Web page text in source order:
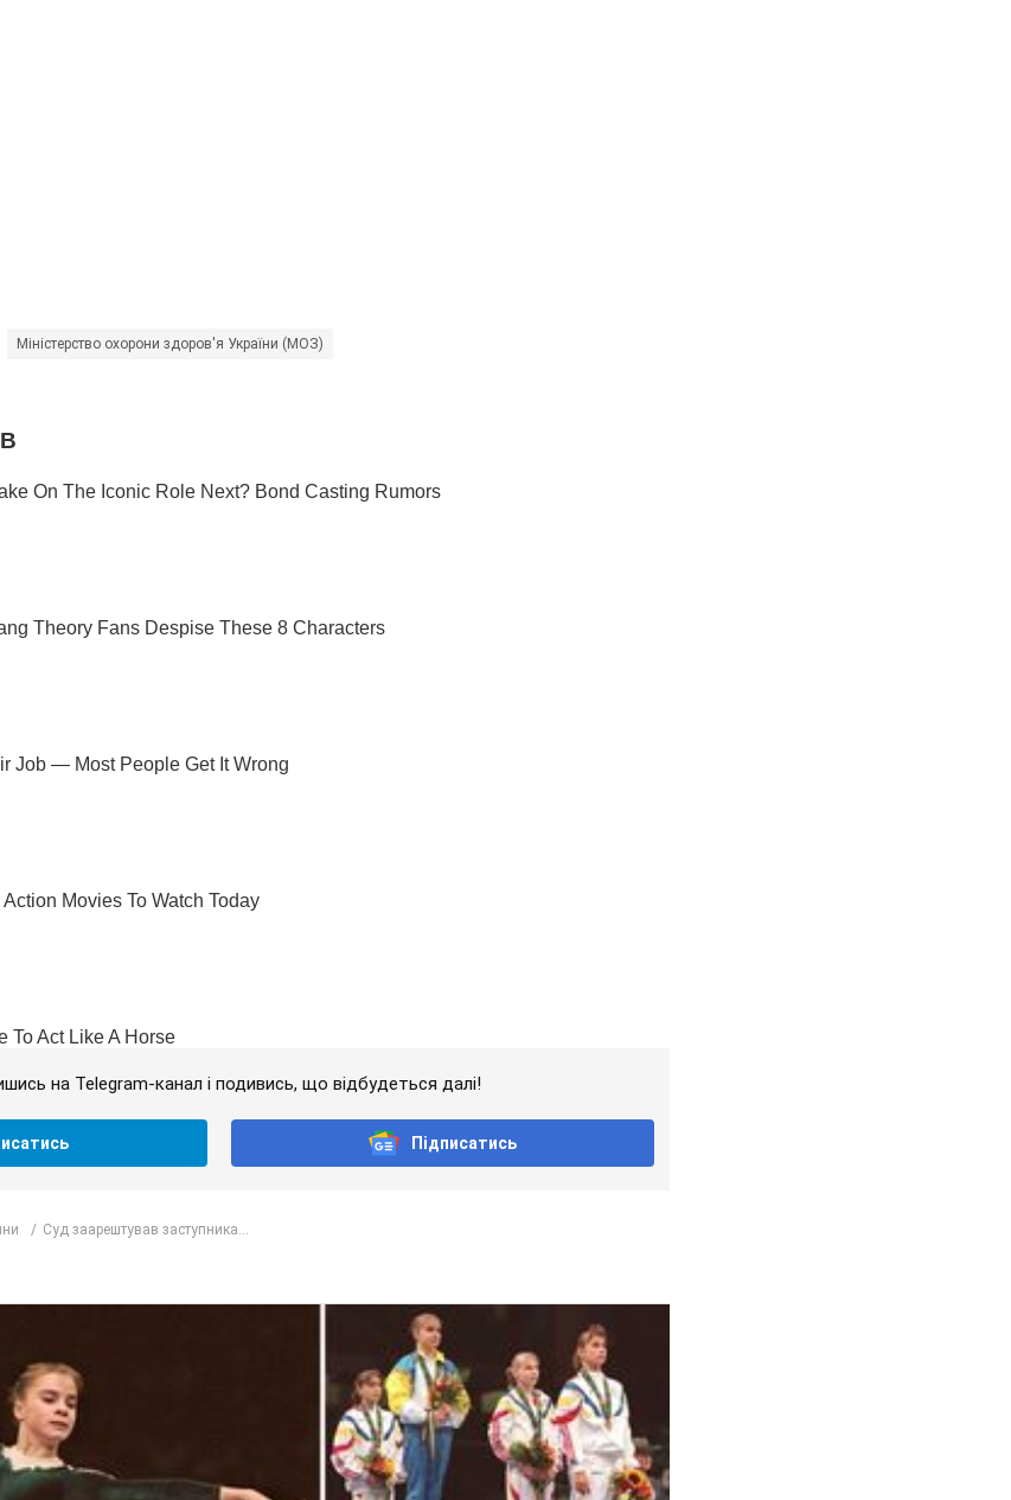
Міністерство охорони здоров'я України (МОЗ)
на Telegram-канал і подивись, що відбудеться далі!
Підписатись
Суд заарештував заступника...